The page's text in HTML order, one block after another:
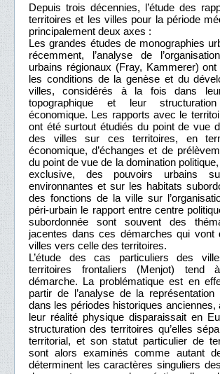
Depuis trois décennies, l’étude des
territoires et les villes pour la période
principalement deux axes :
Les grandes études de monographies
récemment, l’analyse de
urbains régionaux (Fray, Kammerer)
les conditions de la genèse et du
villes, considérés à la fois dans
topographique et leur
économique. Les rapports avec le
ont été surtout étudiés du point de vue
des villes sur ces territoires, en
économique, d’échanges et de
du point de vue de la domination
exclusive, des pouvoirs urbains
environnantes et sur les habitats
des fonctions de la ville sur
péri-urbain le rapport entre centre
subordonnée sont souvent des
jacentes dans ces démarches qui vont
villes vers celle des territoires.
L’étude des cas particuliers des
territoires frontaliers (Menjot) tend
démarche. La problématique est en
partir de l’analyse de la représentation
dans les périodes historiques anciennes,
leur réalité physique disparaissait en
structuration des territoires qu’elles
territorial, et son statut particulier de
sont alors examinés comme autant
déterminent les caractères singuliers